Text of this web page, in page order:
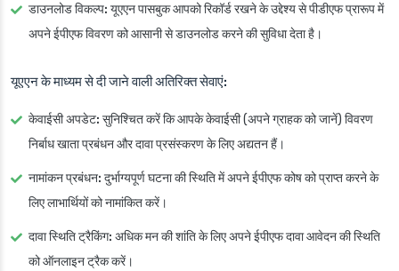
डाउनलोड विकल्प: यूएएन पासबुक आपको रिकॉर्ड रखने के उद्देश्य से पीडीएफ प्रारूप में
अपने ईपीएफ विवरण को आसानी से डाउनलोड करने की सुविधा देता है।
यूएएन के माध्यम से दी जाने वाली अतिरिक्त सेवाएं:
केवाईसी अपडेट: सुनिश्चित करें कि आपके केवाईसी (अपने ग्राहक को जानें) विवरण
निर्बाध खाता प्रबंधन और दावा प्रसंस्करण के लिए अद्यतन हैं।
नामांकन प्रबंधन: दुर्भाग्यपूर्ण घटना की स्थिति में अपने ईपीएफ कोष को प्राप्त करने के
लिए लाभार्थियों को नामांकित करें।
दावा स्थिति ट्रैकिंग: अधिक मन की शांति के लिए अपने ईपीएफ दावा आवेदन की स्थिति
को ऑनलाइन ट्रैक करें।